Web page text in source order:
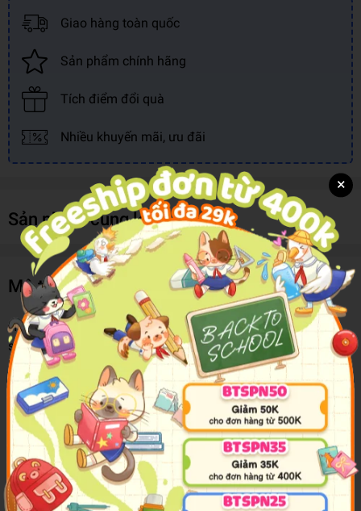
Giao hàng toàn quốc
Sản phẩm chính hãng
Tích điểm đổi quà
Nhiều khuyến mãi, ưu đãi
Sản phẩm cùng loại
Mô tả sản phẩm
Hey Bae! All the stars have aligned to create the fiercest
sticker activity book for L.O.L. fans! Find out which L.O.L.
babe represents your star sign, whether you and your BFF
were put together by fate, and fill in the totes hilarious story
starters to kick off a giggle fest with your besties! Not to
mention HEAPS of cool sticker activities and fab colouring
fun to get totes creative! AWESOME! Product Features: L.O.L.
fans will love exploring their personalities in a fun and silly
way with their friends! Colouring pages and writing activities
allow kids to get creative. Mazes, word puzzles and activities
×